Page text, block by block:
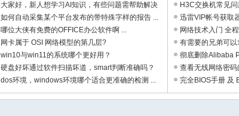
大家好，新人想学习AI知识，有些问题需帮助解决
如何自动采集某个平台发布的带特殊字样的报告 ...
哪位大侠有免费的OFFICE办公软件啊 ...
网卡属于 OSI 网络模型的第几层?
win10与win11的系统哪个更好用？
硬盘好坏通过软件扫描坏道，smart判断准确吗？
dos环境，windows环境哪个适合更准确的检测 ...
H3C交换机常见
迅雷VIP帐号获取
网络技术入门 全
有需要的兄弟可
... 彻底删除Alibaba
查看无线网络密码
完全BIOS手册 及